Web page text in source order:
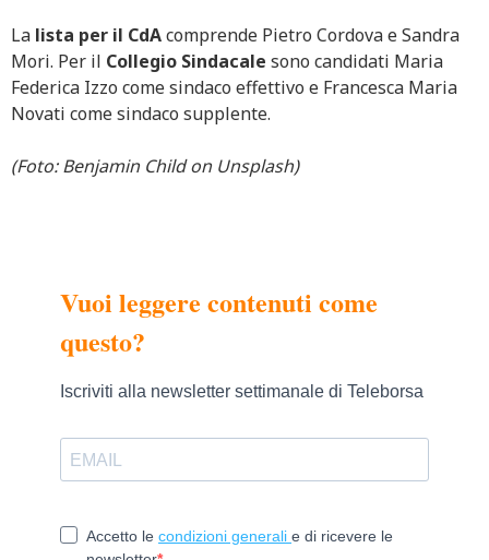
La lista per il CdAcomprende Pietro Cordova e Sandra
Mori. Per il Collegio Sindacale sono candidati Maria
Federica Izzo come sindaco effettivo e Francesca Maria
Novati come sindaco supplente.
(Foto: Benjamin Child on Unsplash)